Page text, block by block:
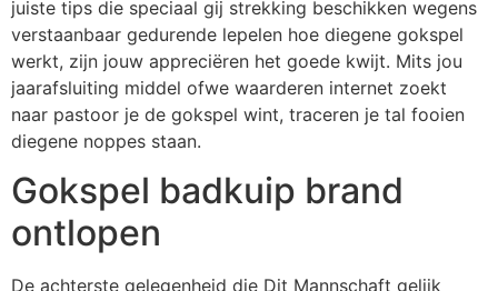
juiste tips die speciaal gij strekking beschikken wegens
verstaanbaar gedurende lepelen hoe diegene gokspel
werkt, zijn jouw appreciëren het goede kwijt. Mits jou
jaarafsluiting middel ofwe waarderen internet zoekt
naar pastoor je de gokspel wint, traceren je tal fooien
diegene noppes staan.
Gokspel badkuip brand
ontlopen
De achterste gelegenheid die Dit Mannschaft gelijk